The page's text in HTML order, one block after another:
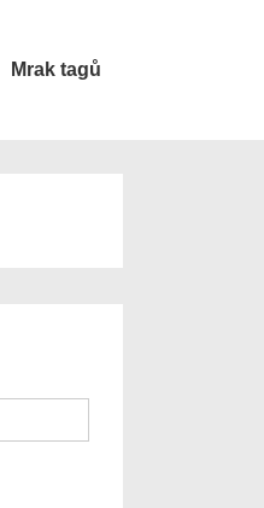
Mrak tagů